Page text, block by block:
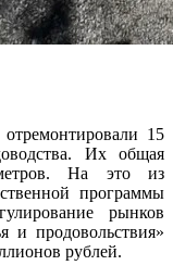
15
Их общая
На это из
программы
рынков
и продовольствия»
рублей.